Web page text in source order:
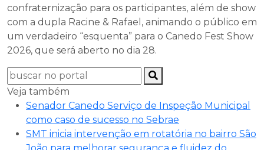
confraternização para os participantes, além de show
com a dupla Racine & Rafael, animando o público em
um verdadeiro “esquenta” para o Canedo Fest Show
2026, que será aberto no dia 28.
Veja também
Senador Canedo Serviço de Inspeção Municipal
como caso de sucesso no Sebrae
SMT inicia intervenção em rotatória no bairro São